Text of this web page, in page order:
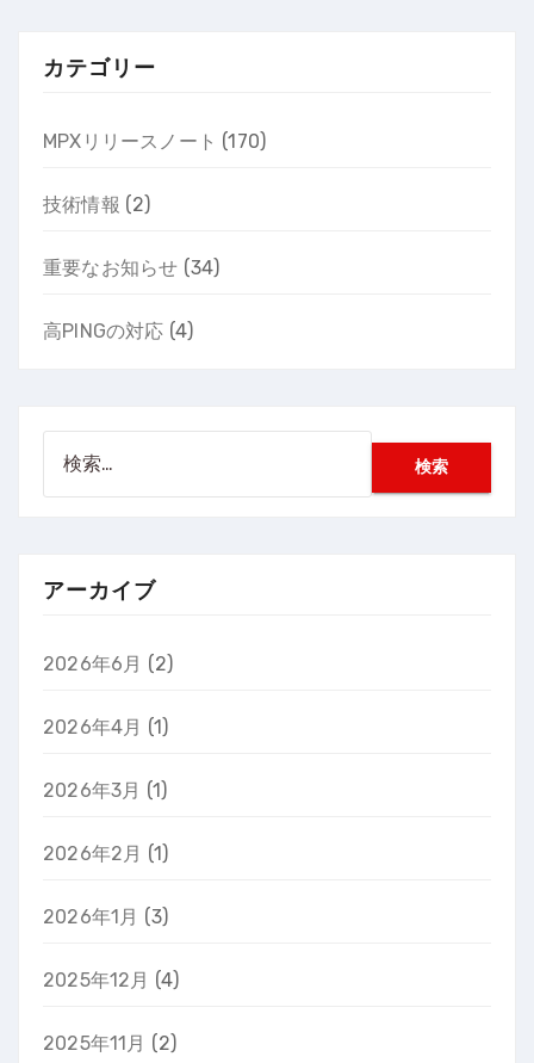
カテゴリー
MPXリリースノート (170)
技術情報 (2)
重要なお知らせ (34)
高PINGの対応 (4)
アーカイブ
2026年6月 (2)
2026年4月 (1)
2026年3月 (1)
2026年2月 (1)
2026年1月 (3)
2025年12月 (4)
2025年11月 (2)